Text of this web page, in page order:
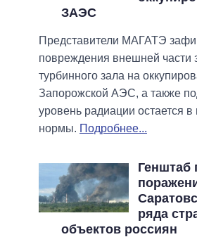
ЗАЭС
Представители МАГАТЭ
повреждения внешней части
турбинного зала на
Запорожской АЭС, а также
уровень радиации остается в
нормы. Подробнее...
Генштаб
ряда
объектов россиян